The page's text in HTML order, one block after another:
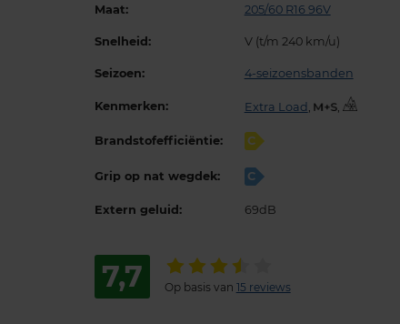
Maat: 205/60 R16 96V
Snelheid: V (t/m 240 km/u)
Seizoen: 4-seizoensbanden
Kenmerken: Extra Load , ,
Brandstofefficiëntie: C
Grip op nat wegdek: C
Extern geluid: 69dB
7,7 Op basis van 15 reviews